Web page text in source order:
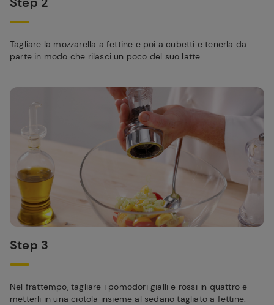
Tagliare la mozzarella a fettine e poi a cubetti e tenerla da
parte in modo che rilasci un poco del suo latte
Step 3
Nel frattempo, tagliare i pomodori gialli e rossi in quattro e
metterli in una ciotola insieme al sedano tagliato a fettine.